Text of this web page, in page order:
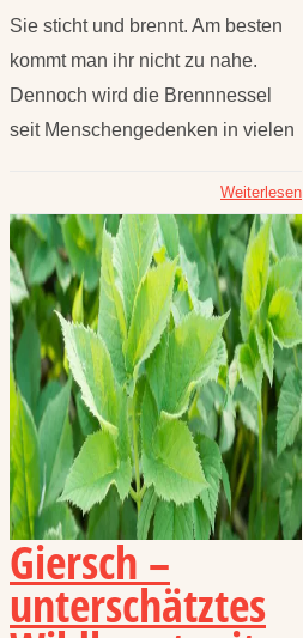
Sie sticht und brennt. Am besten
kommt man ihr nicht zu nahe.
Dennoch wird die Brennnessel
seit Menschengedenken in vielen
Weiterlesen
Giersch –
unterschätztes